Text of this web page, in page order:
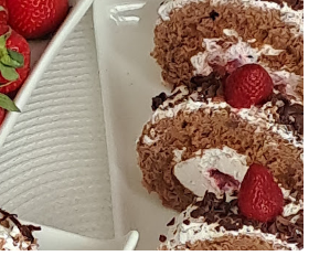
pa izmešati. U zagrejanom mleku
žicom, pa skloniti sa šporeta, pokriti
da se ohladi. Ohlađeni fil
pa podeliti na tri dela, tako da je
U taj deo dodati razmućenu instant
istopljenu čokoladu, a u drugi ...